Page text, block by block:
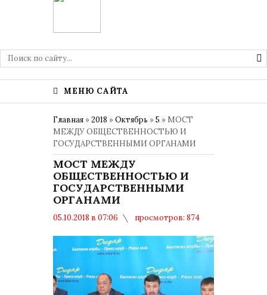
МЕНЮ САЙТА
Главная »2018 »Октябрь »5 » МОСТ
МЕЖДУ ОБЩЕСТВЕННОСТЬЮ И
ГОСУДАРСТВЕННЫМИ ОРГАНАМИ
МОСТ МЕЖДУ
ОБЩЕСТВЕННОСТЬЮ И
ГОСУДАРСТВЕННЫМИ
ОРГАНАМИ
05.10.2018 в 07:06
просмотров: 874